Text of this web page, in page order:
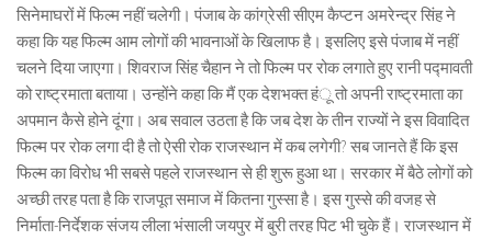
सिनेमाघरों में फिल्म नहीं चलेगी। पंजाब के कांग्रेसी सीएम कैप्टन अमरेन्द्र सिंह ने
कहा कि यह फिल्म आम लोगों की भावनाओं के खिलाफ है। इसलिए इसे पंजाब में नहीं
चलने दिया जाएगा। शिवराज सिंह चैहान ने तो फिल्म पर रोक लगाते हुए रानी पद्मावती
को राष्ट्रमाता बताया। उन्होंने कहा कि मैं एक देशभक्त हंू तो अपनी राष्ट्रमाता का
अपमान कैसे होने दूंगा। अब सवाल उठता है कि जब देश के तीन राज्यों ने इस विवादित
फिल्म पर रोक लगा दी है तो ऐसी रोक राजस्थान में कब लगेगी? सब जानते हैं कि इस
फिल्म का विरोध भी सबसे पहले राजस्थान से ही शुरू हुआ था। सरकार में बैठे लोगों को
अच्छी तरह पता है कि राजपूत समाज में कितना गुस्सा है। इस गुस्से की वजह से
निर्माता-निर्देशक संजय लीला भंसाली जयपुर में बुरी तरह पिट भी चुके हैं। राजस्थान में